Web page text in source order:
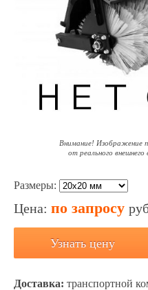
Внимание! Изображение
от реального
Размеры:
Цена: по запросу
Узнать цену
Доставка: транспортной